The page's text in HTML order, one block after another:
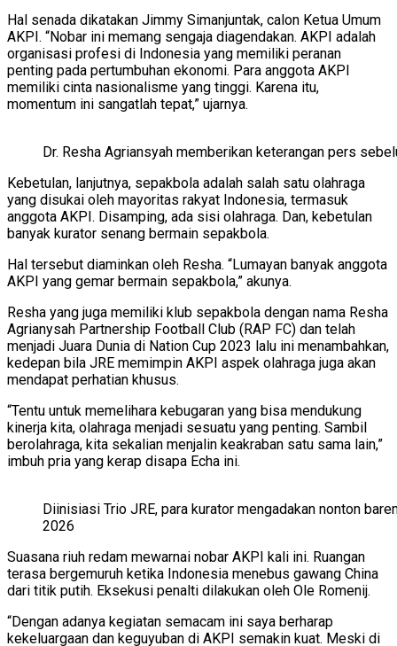
Hal senada dikatakan Jimmy Simanjuntak, calon Ketua Umum
AKPI. “Nobar ini memang sengaja diagendakan. AKPI adalah
organisasi profesi di Indonesia yang memiliki peranan
penting pada pertumbuhan ekonomi. Para anggota AKPI
memiliki cinta nasionalisme yang tinggi. Karena itu,
momentum ini sangatlah tepat,” ujarnya.
Dr. Resha Agriansyah memberikan keterangan pers
Kebetulan, lanjutnya, sepakbola adalah salah satu olahraga
yang disukai oleh mayoritas rakyat Indonesia, termasuk
anggota AKPI. Disamping, ada sisi olahraga. Dan, kebetulan
banyak kurator senang bermain sepakbola.
Hal tersebut diaminkan oleh Resha. “Lumayan banyak anggota
AKPI yang gemar bermain sepakbola,” akunya.
Resha yang juga memiliki klub sepakbola dengan nama Resha
Agrianysah Partnership Football Club (RAP FC) dan telah
menjadi Juara Dunia di Nation Cup 2023 lalu ini menambahkan,
kedepan bila JRE memimpin AKPI aspek olahraga juga akan
mendapat perhatian khusus.
“Tentu untuk memelihara kebugaran yang bisa mendukung
kinerja kita, olahraga menjadi sesuatu yang penting. Sambil
berolahraga, kita sekalian menjalin keakraban satu sama lain,”
imbuh pria yang kerap disapa Echa ini.
Diinisiasi Trio JRE, para kurator mengadakan nonton
2026
Suasana riuh redam mewarnai nobar AKPI kali ini. Ruangan
terasa bergemuruh ketika Indonesia menebus gawang China
dari titik putih. Eksekusi penalti dilakukan oleh Ole Romenij.
“Dengan adanya kegiatan semacam ini saya berharap
kekeluargaan dan keguyuban di AKPI semakin kuat. Meski di